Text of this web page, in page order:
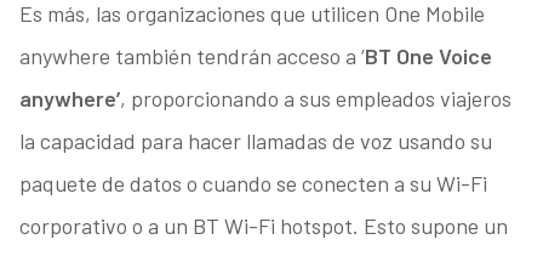
Es más, las organizaciones que utilicen One Mobile
anywhere también tendrán acceso a ‘BT One Voice
anywhere’, proporcionando a sus empleados viajeros
la capacidad para hacer llamadas de voz usando su
paquete de datos o cuando se conecten a su Wi-Fi
corporativo o a un BT Wi-Fi hotspot. Esto supone un